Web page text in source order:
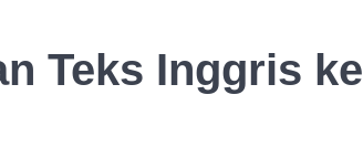
Teks Inggris ke